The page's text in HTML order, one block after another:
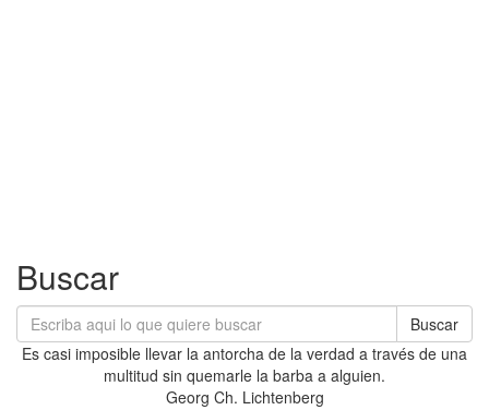
Buscar
Buscar
Es casi imposible llevar la antorcha de la verdad a través de una
multitud sin quemarle la barba a alguien.
Georg Ch. Lichtenberg